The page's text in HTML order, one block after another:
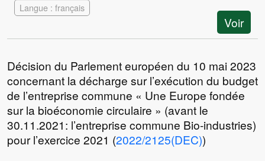
Langue : français
Voir
Décision du Parlement européen du 10 mai 2023
concernant la décharge sur l’exécution du budget
de l’entreprise commune « Une Europe fondée
sur la bioéconomie circulaire » (avant le
30.11.2021: l’entreprise commune Bio-industries)
pour l’exercice 2021 (2022/2125(DEC))